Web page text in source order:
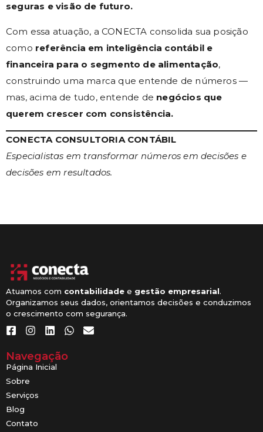
seguras e visão de futuro.
Com essa atuação, a CONECTA consolida sua posição
como referência em inteligência contábil e
financeira para o segmento de alimentação,
construindo uma marca que entende de números —
mas, acima de tudo, entende de negócios que
querem crescer com consistência.
CONECTA CONSULTORIA CONTÁBIL
Especialistas em transformar números em decisões e
decisões em resultados.
Atuamos com contabilidade e gestão empresarial.
Organizamos seus dados, orientamos decisões e conduzimos
o crescimento com segurança.
Navegação
Página Inicial
Sobre
Serviços
Blog
Contato